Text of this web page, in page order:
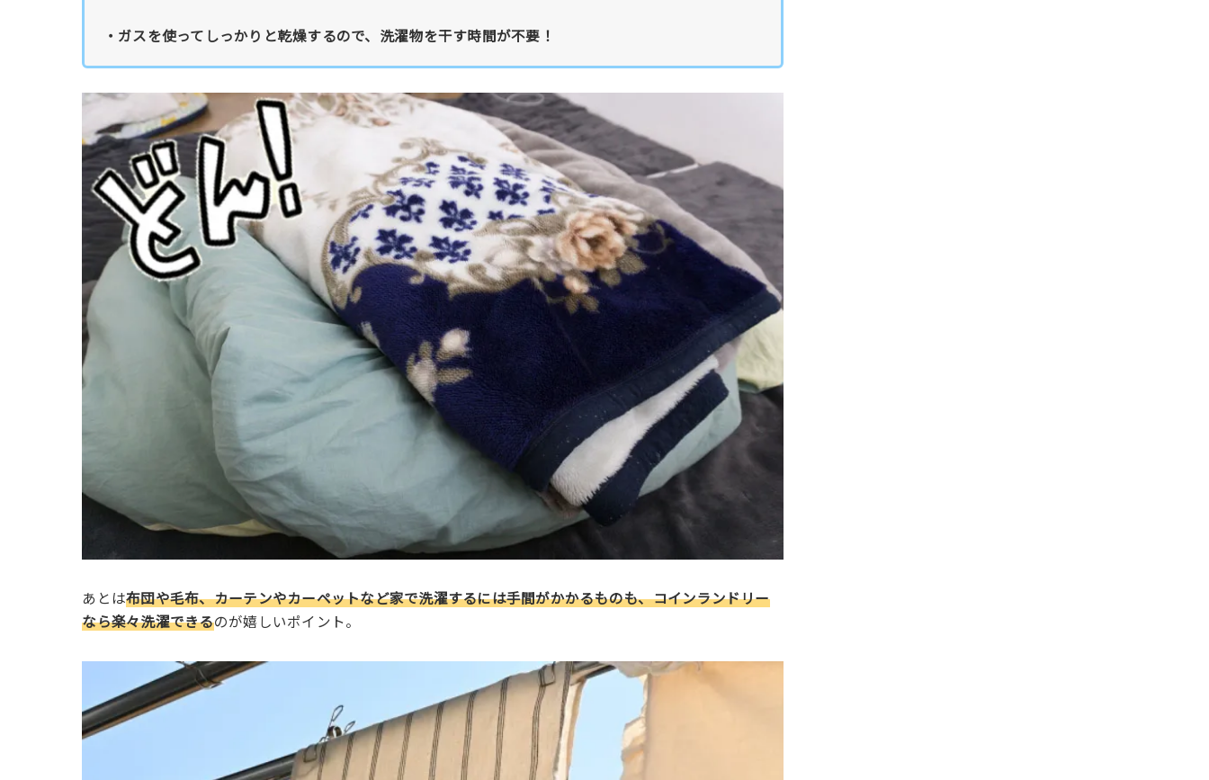
・ガスを使ってしっかりと乾燥するので、洗濯物を干す時間が不要！
あとは布団や毛布、カーテンやカーペットなど家で洗濯するには手間がかかるものも、コインランドリー
なら楽々洗濯できるのが嬉しいポイント。